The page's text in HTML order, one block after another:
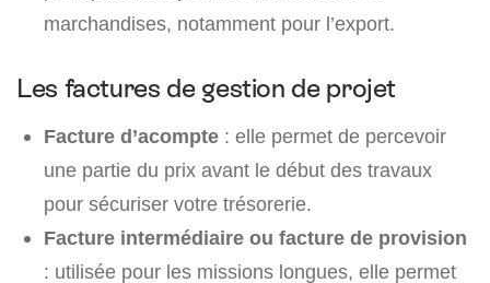
marchandises, notamment pour l’export.
Les factures de gestion de projet
Facture d’acompte : elle permet de percevoir
une partie du prix avant le début des travaux
pour sécuriser votre trésorerie.
Facture intermédiaire ou facture de provision
: utilisée pour les missions longues, elle permet